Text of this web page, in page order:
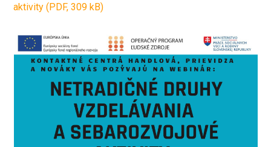
aktivity (PDF, 309 kB)